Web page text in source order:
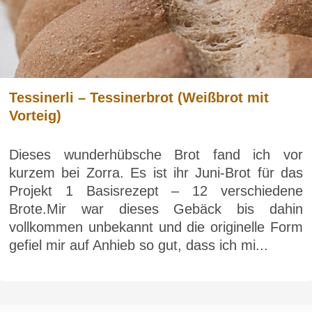
Tessinerli – Tessinerbrot (Weißbrot mit
Vorteig)
Dieses wunderhübsche Brot fand ich vor
kurzem bei Zorra. Es ist ihr Juni-Brot für das
Projekt 1 Basisrezept – 12 verschiedene
Brote.Mir war dieses Gebäck bis dahin
vollkommen unbekannt und die originelle Form
gefiel mir auf Anhieb so gut, dass ich mi...